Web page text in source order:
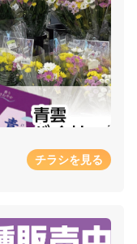
チラシを見る